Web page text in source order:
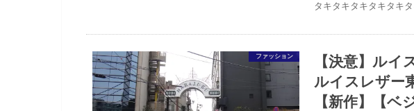
タキタキタキタキタキ
ファッション
【決意】ルイ
ルイスレザー
【新作】【ベ